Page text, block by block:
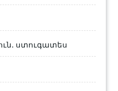
ստուգատես